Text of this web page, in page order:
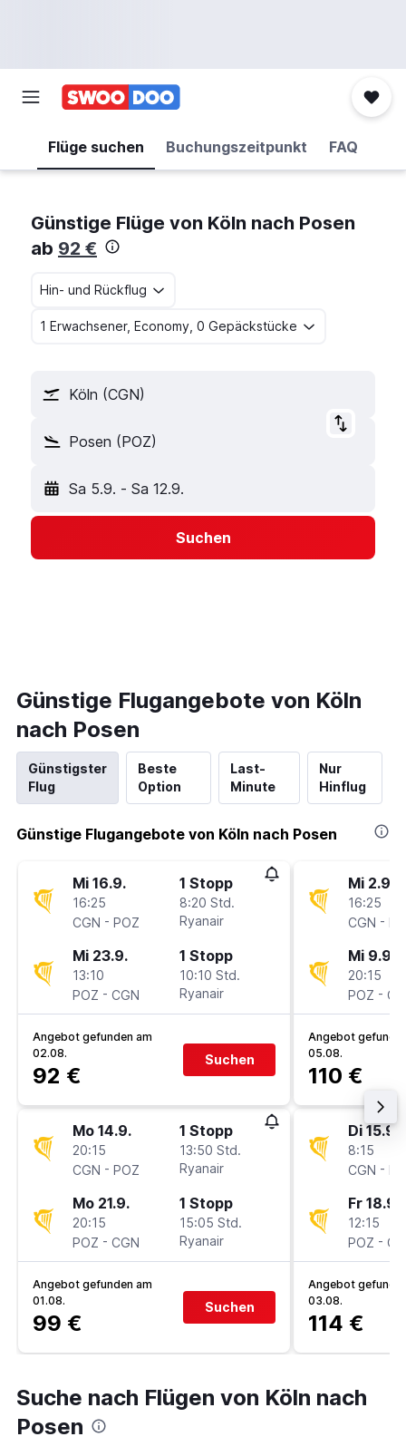
Flüge suchen Buchungszeitpunkt FAQ
Günstige Flüge von Köln nach Posen
ab 92 €
Hin- und Rückflug
1 Erwachsener, Economy, 0 Gepäckstücke
Köln (CGN)
Posen (POZ)
Sa 5.9. - Sa 12.9.
Suchen
Günstige Flugangebote von Köln
nach Posen
Günstigster
Flug
Beste
Option
Last-
Minute
Nur
Hinflug
Günstige Flugangebote von Köln nach Posen
Mi 16.9.
16:25
CGN - POZ
1 Stopp
8:20 Std.
Ryanair
Mi 23.9.
13:10
POZ - CGN
1 Stopp
10:10 Std.
Ryanair
Angebot gefunden am
02.08.
92 €
Suchen
Mo 14.9.
20:15
CGN - POZ
1 Stopp
13:50 Std.
Ryanair
Mo 21.9.
20:15
POZ - CGN
1 Stopp
15:05 Std.
Ryanair
Angebot gefunden am
01.08.
99 €
Suchen
Mi 2.9.
16:25
CGN -
Mi 9.9.
20:15
POZ -
Angebot
05.08.
110 €
Di 15.9.
8:15
CGN -
Fr 18.9.
12:15
POZ -
Angebot
03.08.
114 €
Suche nach Flügen von Köln nach
Posen